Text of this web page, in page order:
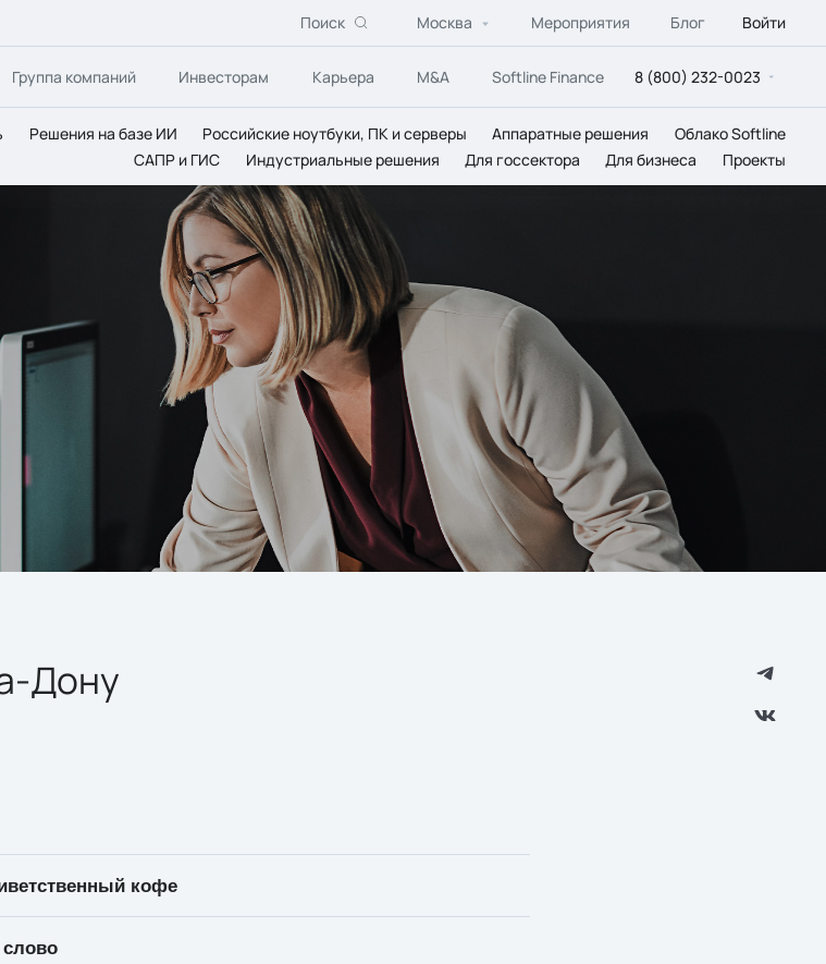
Поиск Москва Мероприятия Блог Войти
Группа компаний Инвесторам Карьера M&A Softline Finance 8 (800) 232-0023
Решения на базе ИИ Российские ноутбуки, ПК и серверы Аппаратные решения
Облако Softline
САПР и ГИС
Индустриальные решения Для госсектора Для бизнеса Проекты
Дону
кофе
слово